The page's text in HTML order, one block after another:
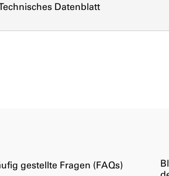
Datenblatt
gestellte Fragen (FAQs)